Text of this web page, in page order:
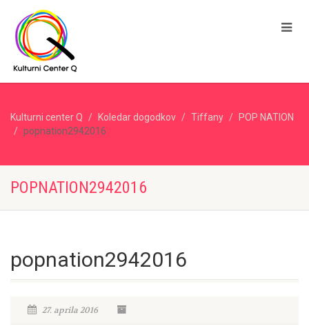
Kulturni center Q Koledar dogodkov Tiffany
POP NATION
popnation2942016
POPNATION2942016
popnation2942016
27. aprila 2016